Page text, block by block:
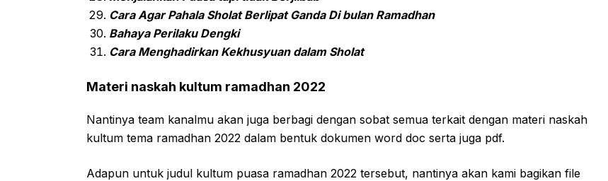
Cara Agar Pahala Sholat Berlipat Ganda Di bulan Ramadhan
Bahaya Perilaku Dengki
Cara Menghadirkan Kekhusyuan dalam Sholat
Materi naskah kultum ramadhan 2022
Nantinya team kanalmu akan juga berbagi dengan sobat semua terkait dengan materi naskah
kultum tema ramadhan 2022 dalam bentuk dokumen word doc serta juga pdf.
Adapun untuk judul kultum puasa ramadhan 2022 tersebut, nantinya akan kami bagikan file